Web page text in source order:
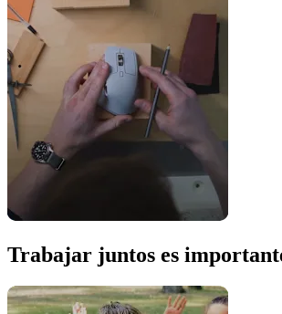
Trabajar juntos es